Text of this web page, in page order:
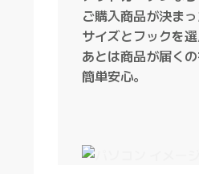
ご購入商品が決ま
サイズとフックを選
あとは商品が届く
簡単安心。